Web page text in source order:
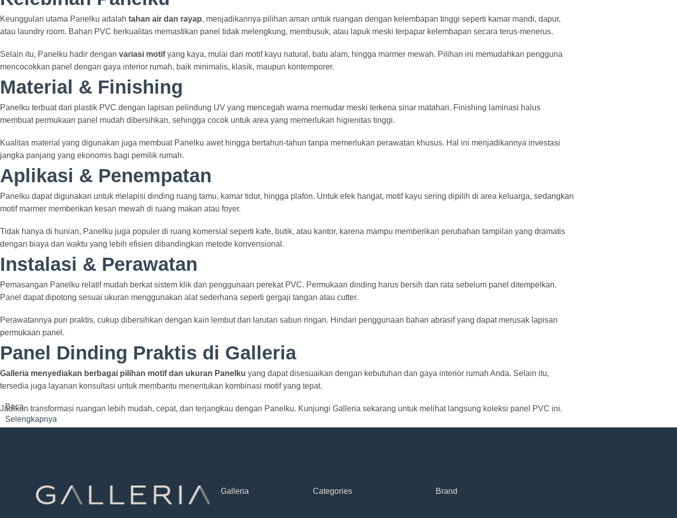
Keunggulan utama Panelku adalah tahan air dan rayap, menjadikannya pilihan aman untuk ruangan dengan kelembapan tinggi seperti kamar mandi, dapur,
atau laundry room. Bahan PVC berkualitas memastikan panel tidak melengkung, membusuk, atau lapuk meski terpapar kelembapan secara terus-menerus.
Selain itu, Panelku hadir dengan variasi motifyang kaya, mulai dari motif kayu natural, batu alam, hingga marmer mewah. Pilihan ini memudahkan pengguna
mencocokkan panel dengan gaya interior rumah, baik minimalis, klasik, maupun kontemporer.
Material & Finishing
Panelku terbuat dari plastik PVC dengan lapisan pelindung UV yang mencegah warna memudar meski terkena sinar matahari. Finishing laminasi halus
membuat permukaan panel mudah dibersihkan, sehingga cocok untuk area yang memerlukan higienitas tinggi.
Kualitas material yang digunakan juga membuat Panelku awet hingga bertahun-tahun tanpa memerlukan perawatan khusus. Hal ini menjadikannya investasi
jangka panjang yang ekonomis bagi pemilik rumah.
Aplikasi & Penempatan
Panelku dapat digunakan untuk melapisi dinding ruang tamu, kamar tidur, hingga plafon. Untuk efek hangat, motif kayu sering dipilih di area keluarga, sedangkan
motif marmer memberikan kesan mewah di ruang makan atau foyer.
Tidak hanya di hunian, Panelku juga populer di ruang komersial seperti kafe, butik, atau kantor, karena mampu memberikan perubahan tampilan yang dramatis
dengan biaya dan waktu yang lebih efisien dibandingkan metode konvensional.
Instalasi & Perawatan
Pemasangan Panelku relatif mudah berkat sistem klik dan penggunaan perekat PVC. Permukaan dinding harus bersih dan rata sebelum panel ditempelkan.
Panel dapat dipotong sesuai ukuran menggunakan alat sederhana seperti gergaji tangan atau cutter.
Perawatannya pun praktis, cukup dibersihkan dengan kain lembut dan larutan sabun ringan. Hindari penggunaan bahan abrasif yang dapat merusak lapisan
permukaan panel.
Panel Dinding Praktis di Galleria
Galleria menyediakan berbagai pilihan motif dan ukuran Panelku yang dapat disesuaikan dengan kebutuhan dan gaya interior rumah Anda. Selain itu,
tersedia juga layanan konsultasi untuk membantu menentukan kombinasi motif yang tepat.
Jadikan transformasi ruangan lebih mudah, cepat, dan terjangkau dengan Panelku. Kunjungi Galleria sekarang untuk melihat langsung koleksi panel PVC ini.
Baca
Selengkapnya
Galleria Categories Brand